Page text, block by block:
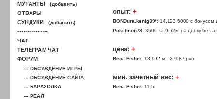
опыт: +
BONDura.kenig39*: 14,123 6000 с бонусом
Poketmon78: 3600 за 9,62кг на донку без
цена: +
Rena Fisher: 13,992 кг - 27987 руб
мин. зачетный вес: +
Rena Fisher: 11,5
МУТАНТЫ
(добавить)
ОТВАРЫ
СУНДУКИ
(добавить)
---------------
ЧАТ
ТЕЛЕГРАМ ЧАТ
ФОРУМ
--- ОБСУЖДЕНИЕ ИГРЫ
--- ОБСУЖДЕНИЕ САЙТА
--- БАРАХОЛКА
--- РЕАЛ